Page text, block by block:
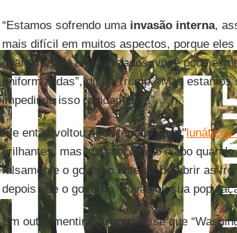
“Estamos sofrendo uma invasão interna,
mais difícil em muitos aspectos, porque
quando estão uniformizados, você pode
uniformizadas”, disse Trump. “Mas
impedindo isso rapidamente.”
Ele então voltou sua atenção para "lunáticos
brilhantes, mas idiotas como o diabo
falsamente o governo anterior de abrir as
depois que o governo "esvaziou sua
Em outra mentira,Trumpdisse que